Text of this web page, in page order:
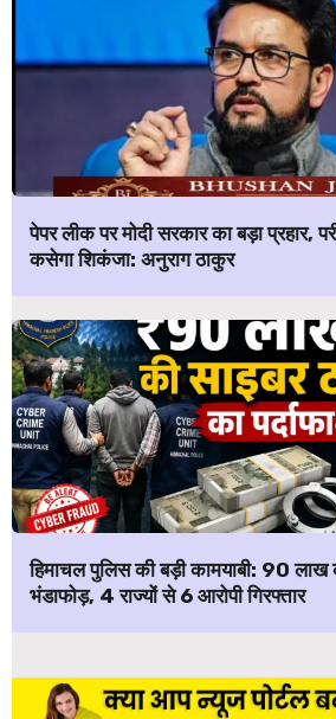
पेपर लीक पर मोदी सरकार का बड़ा प्रहार,
कसेगा शिकंजा: अनुराग ठाकुर
हिमाचल पुलिस की बड़ी कामयाबी: ₹90 लाख
भंडाफोड़, 4 राज्यों से 6 आरोपी गिरफ्तार